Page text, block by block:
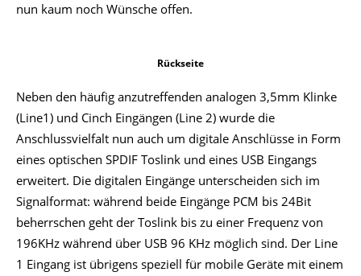
nun kaum noch Wünsche offen.
Rückseite
Neben den häufig anzutreffenden analogen 3,5mm Klinke
(Line1) und Cinch Eingängen (Line 2) wurde die
Anschlussvielfalt nun auch um digitale Anschlüsse in Form
eines optischen SPDIF Toslink und eines USB Eingangs
erweitert. Die digitalen Eingänge unterscheiden sich im
Signalformat: während beide Eingänge PCM bis 24Bit
beherrschen geht der Toslink bis zu einer Frequenz von
196KHz während über USB 96 KHz möglich sind. Der Line
1 Eingang ist übrigens speziell für mobile Geräte mit einem